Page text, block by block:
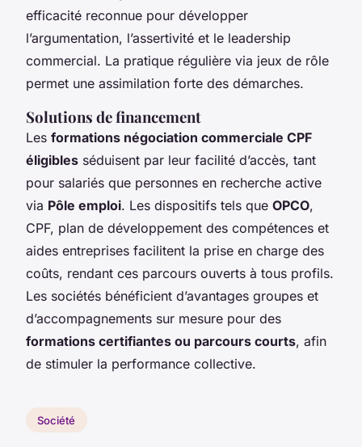
efficacité reconnue pour développer
l’argumentation, l’assertivité et le leadership
commercial. La pratique régulière via jeux de rôle
permet une assimilation forte des démarches.
Solutions de financement
Les formations négociation commerciale CPF
éligibles séduisent par leur facilité d’accès, tant
pour salariés que personnes en recherche active
via Pôle emploi. Les dispositifs tels que OPCO,
CPF, plan de développement des compétences et
aides entreprises facilitent la prise en charge des
coûts, rendant ces parcours ouverts à tous profils.
Les sociétés bénéficient d’avantages groupes et
d’accompagnements sur mesure pour des
formations certifiantes ou parcours courts, afin
de stimuler la performance collective.
Société